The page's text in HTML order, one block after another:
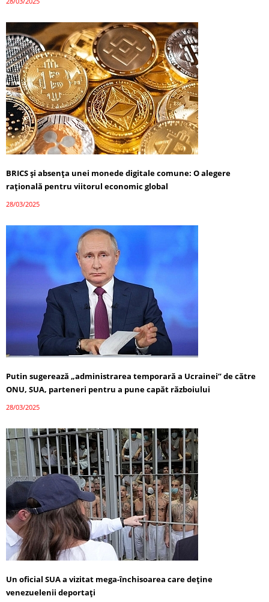
BRICS și absența unei monede digitale comune: O alegere
rațională pentru viitorul economic global
28/03/2025
Putin sugerează „administrarea temporară a Ucrainei” de către
ONU, SUA, parteneri pentru a pune capăt războiului
28/03/2025
Un oficial SUA a vizitat mega-închisoarea care deține
venezuelenii deportați